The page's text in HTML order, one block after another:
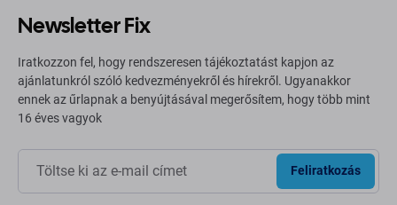
Newsletter Fix
Iratkozzon fel, hogy rendszeresen tájékoztatást kapjon az
ajánlatunkról szóló kedvezményekről és hírekről. Ugyanakkor
ennek az űrlapnak a benyújtásával megerősítem, hogy több mint
16 éves vagyok
Feliratkozás